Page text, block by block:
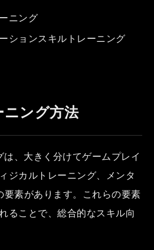
ニング
ションスキルトレーニング
ニング方法
、大きく分けてゲームプレイ
ジカルトレーニング、メンタ
要素があります。これらの要素
ることで、総合的なスキル向